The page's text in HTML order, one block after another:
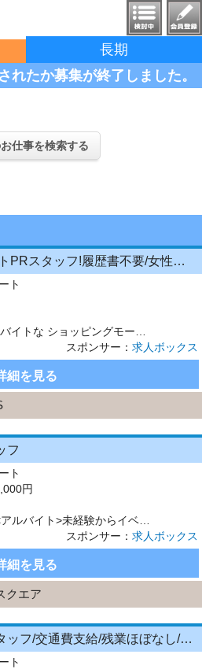
長期
れたか募集が終了しました。
仕事を検索する
イベントスタッフ/イベントPRスタッフ!履歴書不要/女性スタッフ9割!色々な商材、多様なロケーションに行けて楽しい/東京都/渋谷区
ト
スポンサー： 求人ボックス
細を見る
フ
ト
円
スポンサー： 求人ボックス
細を見る
クエア
催事イベントでの案内スタッフ/交通費支給/残業ほぼなし/土日祝のみの勤務/シフト制/ブランクOK
ト